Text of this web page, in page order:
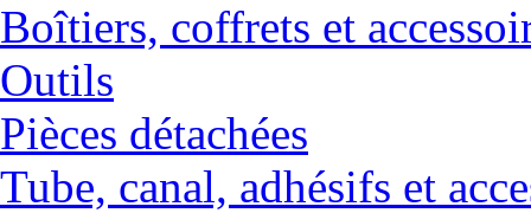
Boîtiers, coffrets et
Outils
Pièces détachées
Tube, canal, adhésifs et